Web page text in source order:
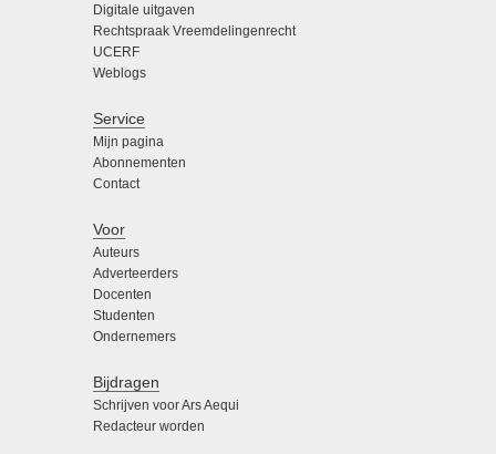
Digitale uitgaven
Rechtspraak Vreemdelingenrecht
UCERF
Weblogs
Service
Mijn pagina
Abonnementen
Contact
Voor
Auteurs
Adverteerders
Docenten
Studenten
Ondernemers
Bijdragen
Schrijven voor Ars Aequi
Redacteur worden